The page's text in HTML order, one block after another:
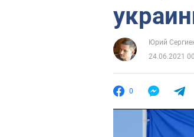
Юрий
24.06.2021
0